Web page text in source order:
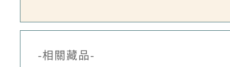
-相關藏品-